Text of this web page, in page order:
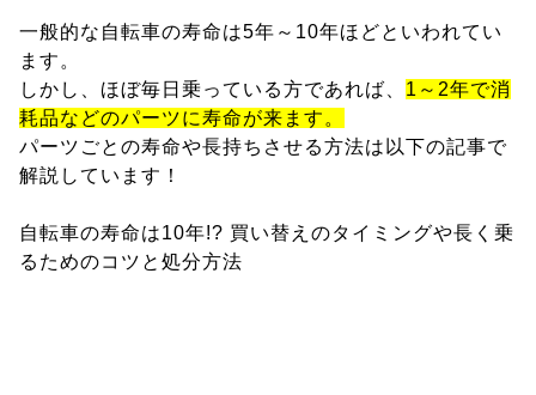
一般的な自転車の寿命は5年～10年ほどといわれてい
ます。
しかし、ほぼ毎日乗っている方であれば、 1～2年で消
耗品などのパーツに寿命が来ます。
パーツごとの寿命や長持ちさせる方法は以下の記事で
解説しています！
自転車の寿命は10年!? 買い替えのタイミングや長く乗
るためのコツと処分方法